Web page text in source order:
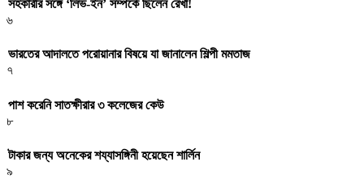
সহকারীর সঙ্গে ‘লিভ-ইন’ সম্পর্কে ছিলেন রেখা!
৬
ভারতের আদালতে পরোয়ানার বিষয়ে যা জানালেন শিল্পী মমতাজ
৭
পাশ করেনি সাতক্ষীরার ৩ কলেজের কেউ
৮
টাকার জন্য অনেকের শয্যাসঙ্গিনী হয়েছেন শার্লিন
৯